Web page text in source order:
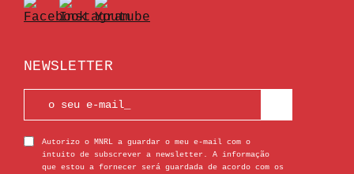
NEWSLETTER
Autorizo o MNRL a guardar o meu e-mail com o
intuito de subscrever a newsletter. A informação
que estou a fornecer será guardada de acordo com os